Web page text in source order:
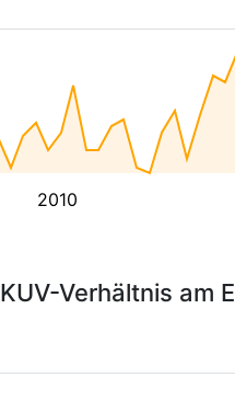
2010
KUV-Verhältnis am